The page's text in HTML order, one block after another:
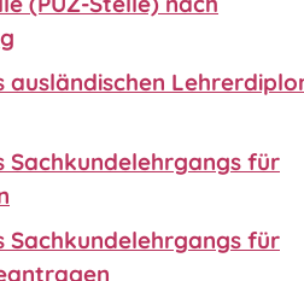
ausländischen
Sachkundelehrgangs für
Sachkundelehrgangs für